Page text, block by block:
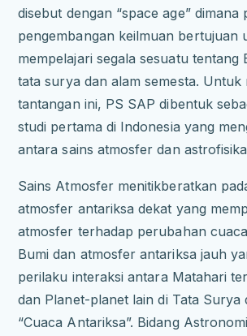
disebut dengan “space age” dimana
pengembangan keilmuan bertujuan
mempelajari segala sesuatu tentang
tata surya dan alam semesta. Untuk
tantangan ini, PS SAP dibentuk
studi pertama di Indonesia yang
antara sains atmosfer dan
Sains Atmosfer menitikberatkan
atmosfer antariksa dekat yang
atmosfer terhadap perubahan
Bumi dan atmosfer antariksa jauh
perilaku interaksi antara Matahari
dan Planet-planet lain di Tata Surya
“Cuaca Antariksa”. Bidang